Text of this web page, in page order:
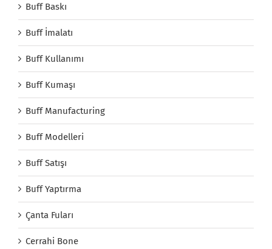
Buff Baskı
Buff İmalatı
Buff Kullanımı
Buff Kumaşı
Buff Manufacturing
Buff Modelleri
Buff Satışı
Buff Yaptırma
Çanta Fuları
Cerrahi Bone